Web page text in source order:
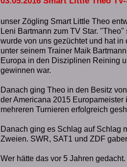
unser Zögling Smart Little Theo
Leni Bartmann zum TV Star.
wurde von uns gezüchtet und hat in
unter seinem Trainer Maik
Europa in den Disziplinen Reining
gewinnen war.
Danach ging Theo in den Besitz
der Americana 2015
mehreren Turnieren erfolgreich
Danach ging es Schlag auf Schlag
Zweien. SWR, SAT1 und ZDF
Wer hätte das vor 5 Jahren